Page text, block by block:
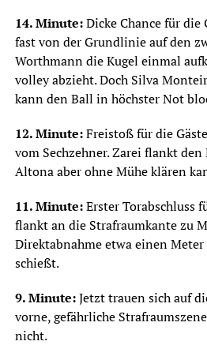
14. Minute:Dicke Chance für
fast von der Grundlinie auf den
Worthmann die Kugel einmal
volley abzieht. Doch Silva
kann den Ball in höchster Not
12. Minute:Freistoß für die
vom Sechzehner. Zarei flankt
Altona aber ohne Mühe klären
11. Minute:Erster Torabschluss
flankt an die Strafraumkante zu
Direktabnahme etwa einen
schießt.
9. Minute:Jetzt trauen sich auf
vorne, gefährliche
nicht.